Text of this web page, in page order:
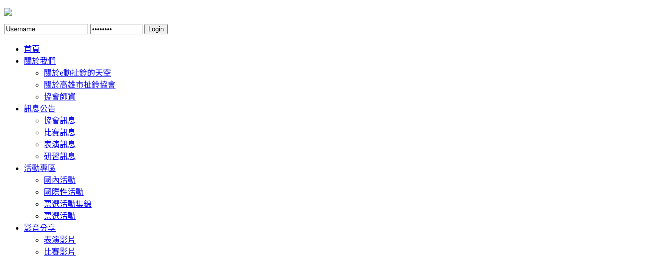
Login
首頁
關於我們
關於e動扯鈴的天空
關於高雄市扯鈴協會
協會師資
訊息公告
協會訊息
比賽訊息
表演訊息
研習訊息
活動專區
國內活動
國際性活動
票選活動集錦
票選活動
影音分享
表演影片
比賽影片